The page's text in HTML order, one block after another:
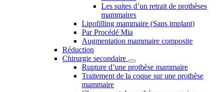
Les suites d’un retrait de prothèses
mammaires
Lipofilling mammaire (Sans implant)
Par Procédé Mia
Augmentation mammaire composite
Réduction
Chirurgie secondaire
Rupture d’une prothèse mammaire
Traitement de la coque sur une prothèse
mammaire